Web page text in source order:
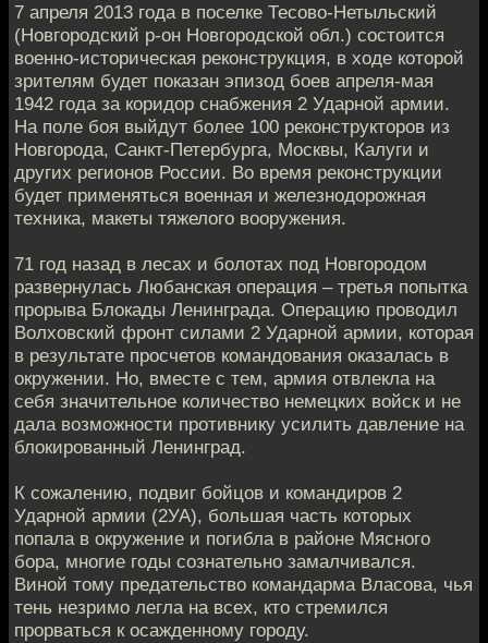
7 апреля 2013 года в поселке Тесово-Нетыльский
(Новгородский р-он Новгородской обл.) состоится
военно-историческая реконструкция, в ходе которой
зрителям будет показан эпизод боев апреля-мая
1942 года за коридор снабжения 2 Ударной армии.
На поле боя выйдут более 100 реконструкторов из
Новгорода, Санкт-Петербурга, Москвы, Калуги и
других регионов России. Во время реконструкции
будет применяться военная и железнодорожная
техника, макеты тяжелого вооружения.
71 год назад в лесах и болотах под Новгородом
развернулась Любанская операция – третья попытка
прорыва Блокады Ленинграда. Операцию проводил
Волховский фронт силами 2 Ударной армии, которая
в результате просчетов командования оказалась в
окружении. Но, вместе с тем, армия отвлекла на
себя значительное количество немецких войск и не
дала возможности противнику усилить давление на
блокированный Ленинград.
К сожалению, подвиг бойцов и командиров 2
Ударной армии (2УА), большая часть которых
попала в окружение и погибла в районе Мясного
бора, многие годы сознательно замалчивался.
Виной тому предательство командарма Власова, чья
тень незримо легла на всех, кто стремился
прорваться к осажденному городу.